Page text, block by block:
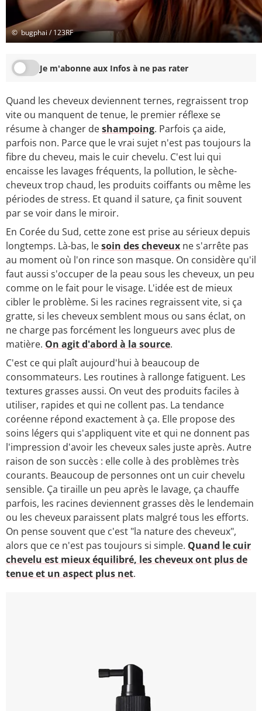
© bugphai / 123RF
Je m'abonne aux Infos à ne pas rater
Quand les cheveux deviennent ternes, regraissent trop
vite ou manquent de tenue, le premier réflexe se
résume à changer deshampoing. Parfois ça aide,
parfois non. Parce que le vrai sujet n'est pas toujours la
fibre du cheveu, mais le cuir chevelu. C'est lui qui
encaisse les lavages fréquents, la pollution, le sèche-
cheveux trop chaud, les produits coiffants ou même les
périodes de stress. Et quand il sature, ça finit souvent
par se voir dans le miroir.
En Corée du Sud, cette zone est prise au sérieux depuis
longtemps. Là-bas, lesoin des cheveux ne s'arrête pas
au moment où l'on rince son masque. On considère qu'il
faut aussi s'occuper de la peau sous les cheveux, un peu
comme on le fait pour le visage. L'idée est de mieux
cibler le problème. Si les racines regraissent vite, si ça
gratte, si les cheveux semblent mous ou sans éclat, on
ne charge pas forcément les longueurs avec plus de
matière. On agit d'abord à la source.
C'est ce qui plaît aujourd'hui à beaucoup de
consommateurs. Les routines à rallonge fatiguent. Les
textures grasses aussi. On veut des produits faciles à
utiliser, rapides et qui ne collent pas. La tendance
coréenne répond exactement à ça. Elle propose des
soins légers qui s'appliquent vite et qui ne donnent pas
l'impression d'avoir les cheveux sales juste après. Autre
raison de son succès : elle colle à des problèmes très
courants. Beaucoup de personnes ont un cuir chevelu
sensible. Ça tiraille un peu après le lavage, ça chauffe
parfois, les racines deviennent grasses dès le lendemain
ou les cheveux paraissent plats malgré tous les efforts.
On pense souvent que c'est "la nature des cheveux",
alors que ce n'est pas toujours si simple. Quand le cuir
chevelu est mieux équilibré, les cheveux ont plus de
tenue et un aspect plus net.